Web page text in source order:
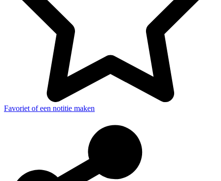
Favoriet of een notitie maken